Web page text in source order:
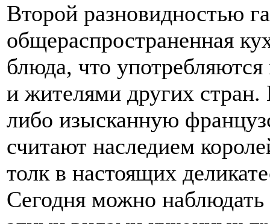
Второй разновидностью
общераспространенная
блюда, что
и жителями других
либо изысканную
считают наследием
толк в настоящих
Сегодня можно